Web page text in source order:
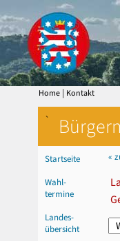
Home | Kontakt
`
Startseite
Wahl-
termine
Landes-
übersicht
«